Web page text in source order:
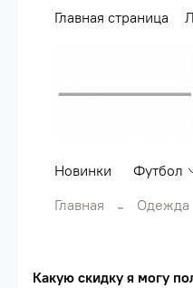
Главная страница
Новинки Футбол
Главная
Одежда
Какую скидку я могу